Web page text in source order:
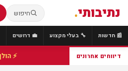
נתיבותי. חיפוש
📰 חדשות 🔧 בעלי מקצוע 💼 דרושים
דיווחים אחרונים ⚡ הולך רגל כבן 40 נהרג מפגיעת